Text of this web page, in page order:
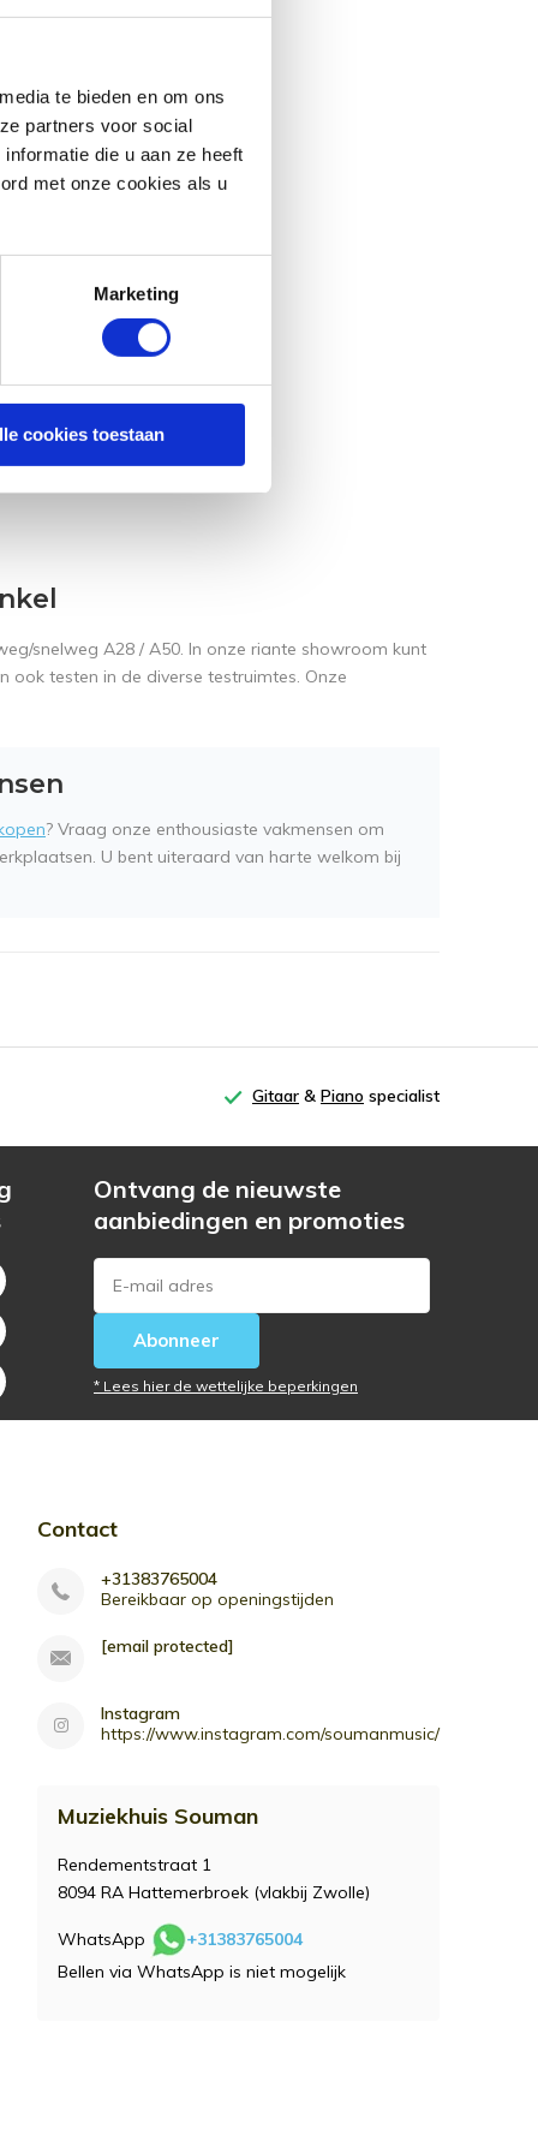
te bieden en om ons
partners voor social
die u aan ze heeft
met onze cookies als u
Marketing
cookies toestaan
snelweg A28 / A50. In onze riante showroom kunt
ook testen in de diverse testruimtes. Onze
? Vraag onze enthousiaste vakmensen om
U bent uiteraard van harte welkom bij
Gitaar & Piano specialist
Ontvang de nieuwste
aanbiedingen en promoties
Abonneer
* Lees hier de wettelijke beperkingen
Contact
+31383765004
Bereikbaar op openingstijden
[email protected]
Instagram
https://www.instagram.com/soumanmusic/
Muziekhuis Souman
Rendementstraat 1
8094 RA Hattemerbroek (vlakbij Zwolle)
WhatsApp
+31383765004
Bellen via WhatsApp is niet mogelijk